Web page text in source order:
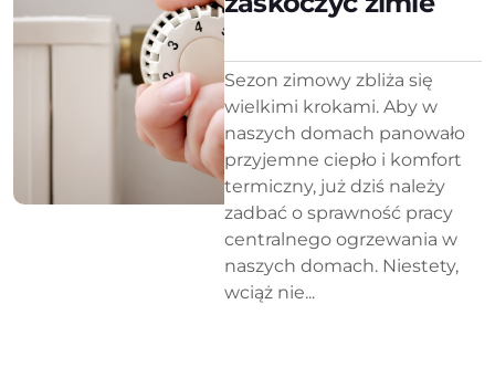
Sezon zimowy zbliża się
wielkimi krokami. Aby w
naszych domach panowało
przyjemne ciepło i komfort
termiczny, już dziś należy
zadbać o sprawność pracy
centralnego ogrzewania w
naszych domach. Niestety,
wciąż nie...